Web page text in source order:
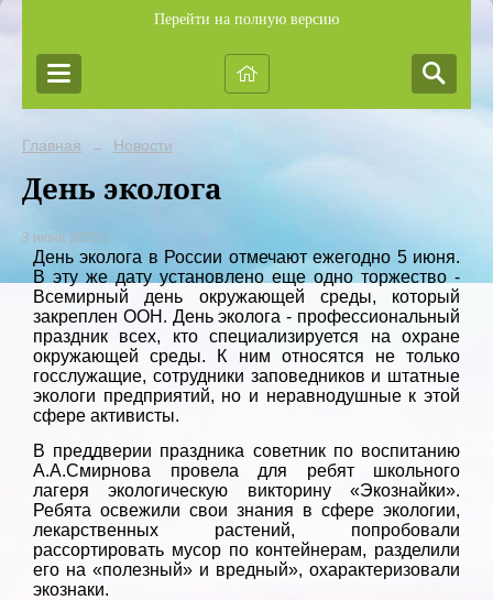
Перейти на полную версию
Главная → Новости
День эколога
3 июня 2025 г.
День эколога в России отмечают ежегодно 5 июня.
В эту же дату установлено еще одно торжество -
Всемирный день окружающей среды, который
закреплен ООН. День эколога - профессиональный
праздник всех, кто специализируется на охране
окружающей среды. К ним относятся не только
госслужащие, сотрудники заповедников и штатные
экологи предприятий, но и неравнодушные к этой
сфере активисты.
В преддверии праздника советник по воспитанию
А.А.Смирнова провела для ребят школьного
лагеря экологическую викторину «Экознайки».
Ребята освежили свои знания в сфере экологии,
лекарственных растений, попробовали
рассортировать мусор по контейнерам, разделили
его на «полезный» и вредный», охарактеризовали
экознаки.